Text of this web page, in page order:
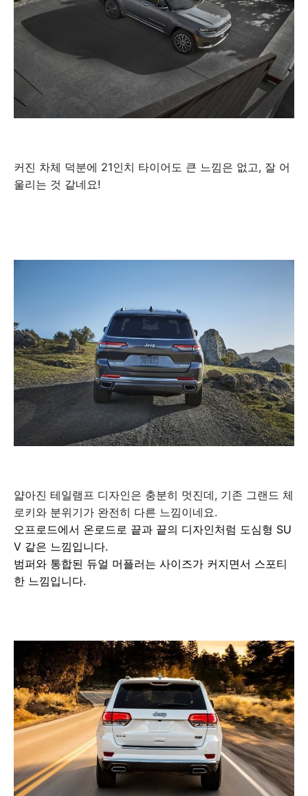
커진 차체 덕분에 21인치 타이어도 큰 느낌은 없고, 잘 어
울리는 것 같네요!
얇아진 테일램프 디자인은 충분히 멋진데, 기존 그랜드 체
로키와 분위기가 완전히 다른 느낌이네요.
오프로드에서 온로드로 끝과 끝의 디자인처럼 도심형 SU
V 같은 느낌입니다.
범퍼와 통합된 듀얼 머플러는 사이즈가 커지면서 스포티
한 느낌입니다.